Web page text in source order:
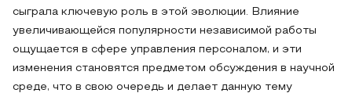
сыграла ключевую роль в этой эволюции. Влияние
увеличивающейся популярности независимой работы
ощущается в сфере управления персоналом, и эти
изменения становятся предметом обсуждения в научной
среде, что в свою очередь и делает данную тему